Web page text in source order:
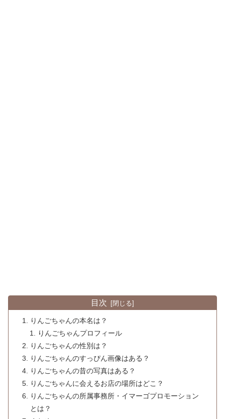
目次
りんごちゃんの本名は？
りんごちゃんプロフィール
りんごちゃんの性別は？
りんごちゃんのすっぴん画像はある？
りんごちゃんの昔の写真はある？
りんごちゃんに会えるお店の場所はどこ？
りんごちゃんの所属事務所・イマーゴプロモーション
とは？